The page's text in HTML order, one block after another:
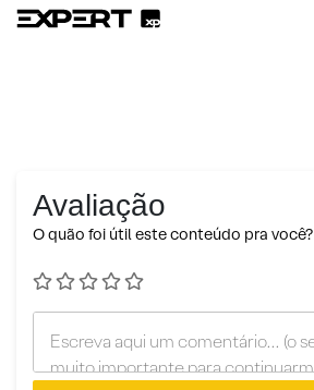
Avaliação
O quão foi útil este conteúdo pra você?